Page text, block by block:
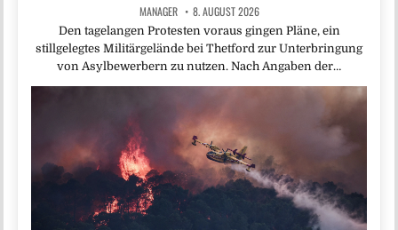
MANAGER 8. AUGUST 2026
Den tagelangen Protesten voraus gingen Pläne, ein
stillgelegtes Militärgelände bei Thetford zur Unterbringung
von Asylbewerbern zu nutzen. Nach Angaben der…